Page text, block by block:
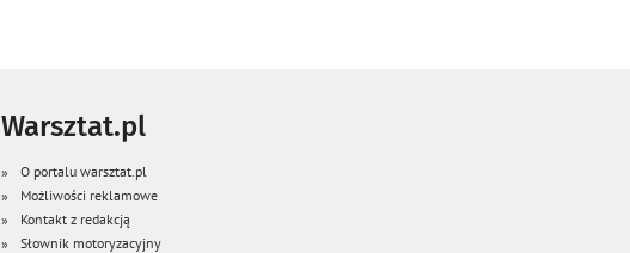
Warsztat.pl
O portalu warsztat.pl
Możliwości reklamowe
Kontakt z redakcją
Słownik motoryzacyjny